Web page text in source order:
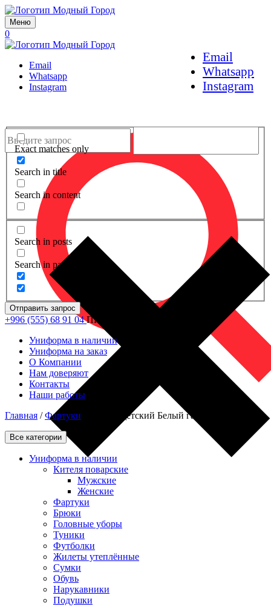
Меню
0
Email
Whatsapp
Instagram
Email
Whatsapp
Instagram
Exact matches only
Search in title
Search in content
Search in posts
Search in pages
Отправить запрос
+996 (555) 68 91 04ПН - ПТ: 09.00 - 18.00
Униформа в наличии
Униформа на заказ
О Компании
Нам доверяют
Контакты
Наши работы
Главная /Фартуки Фартук детский Белый габардин
Все категории
Униформа в наличии
Кителя поварские
Мужские
Женские
Фартуки
Брюки
Головные уборы
Туники
Футболки
Жилеты утеплённые
Сумки
Обувь
Нарукавники
Подушки